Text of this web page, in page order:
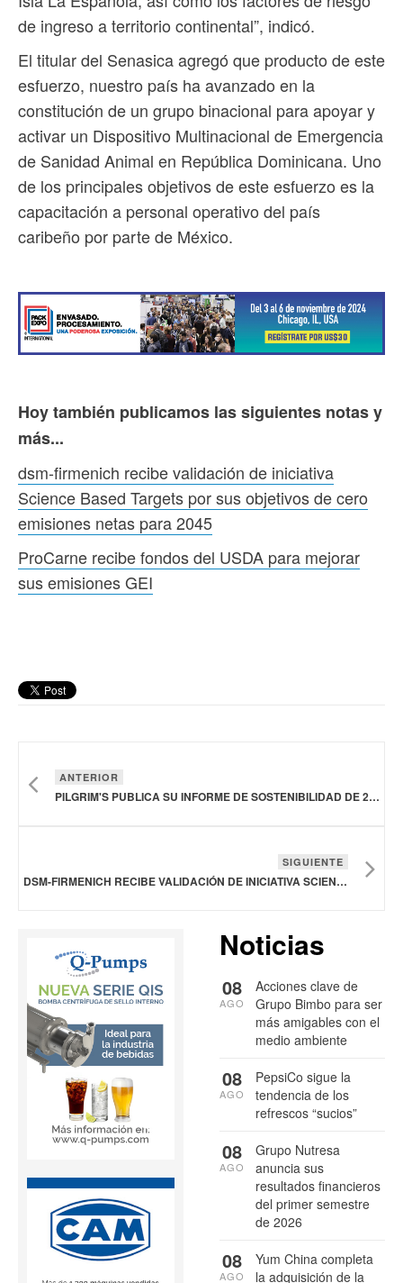
de ingreso a territorio continental”, indicó.
El titular del Senasica agregó que producto de este
esfuerzo, nuestro país ha avanzado en la
constitución de un grupo binacional para apoyar y
activar un Dispositivo Multinacional de Emergencia
de Sanidad Animal en República Dominicana. Uno
de los principales objetivos de este esfuerzo es la
capacitación a personal operativo del país
caribeño por parte de México.
Hoy también publicamos las siguientes notas y
más...
dsm-firmenich recibe validación de iniciativa
Science Based Targets por sus objetivos de cero
emisiones netas para 2045
ProCarne recibe fondos del USDA para mejorar
sus emisiones GEI
ANTERIOR
PILGRIM'S PUBLICA SU INFORME DE SOSTENIBILIDAD DE 2023
SIGUIENTE
DSM-FIRMENICH RECIBE VALIDACIÓN DE INICIATIVA SCIENCE BASED TARGETS POR SUS OBJETIVOS DE CERO EMISIONES NETAS PARA 2045
Noticias
Acciones clave de
Grupo Bimbo para ser
más amigables con el
medio ambiente
08
AGO
PepsiCo sigue la
tendencia de los
refrescos “sucios”
08
AGO
Grupo Nutresa
anuncia sus
resultados financieros
del primer semestre
de 2026
08
AGO
Yum China completa
la adquisición de la
08
AGO